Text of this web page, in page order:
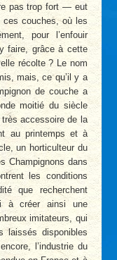
pas trop fort — eut
ces couches, où les
pour l’enfouir
faire, grâce à cette
récolte ? Le nom
mais, ce qu’il y a
de couche a
moitié du siècle
très accessoire de la
au printemps et à
un horticulteur du
Champignons dans
les conditions
que recherchent
à créer ainsi une
imitateurs, qui
laissés disponibles
l’industrie du